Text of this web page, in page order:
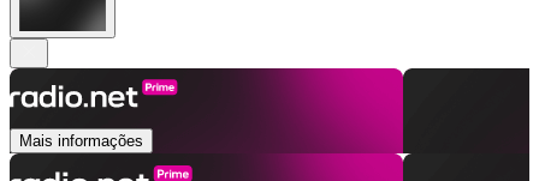
Mais informações